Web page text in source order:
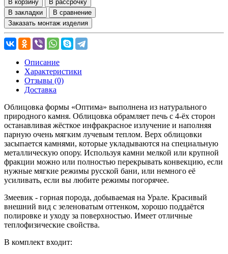
В корзину
В рассрочку
В закладки
В сравнение
Заказать монтаж изделия
Описание
Характеристики
Отзывы (0)
Доставка
Облицовка формы «Оптима» выполнена из натурального
природного камня. Облицовка обрамляет печь с 4-ёх сторон
останавливая жёсткое инфракрасное излучение и наполняя
парную очень мягким лучевым теплом. Верх облицовки
засыпается камнями, которые укладываются на специальную
металлическую опору. Используя камни мелкой или крупной
фракции можно или полностью перекрывать конвекцию, если
нужные мягкие режимы русской бани, или немного её
усиливать, если вы любите режимы погорячее.
Змеевик - горная порода, добываемая на Урале. Красивый
внешний вид с зеленоватым оттенком, хорошо поддаётся
полировке и уходу за поверхностью. Имеет отличные
теплофизические свойства.
В комплект входит: